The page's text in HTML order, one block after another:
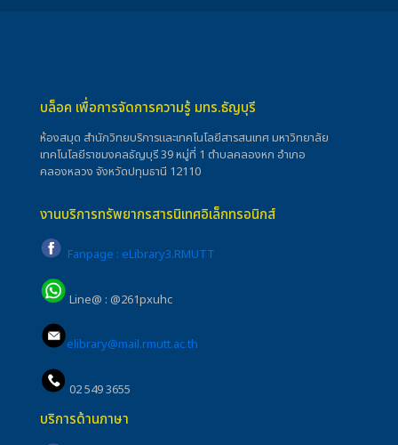
บล็อค เพื่อการจัดการความรู้ มทร.ธัญบุรี
ห้องสมุด สำนักวิทยบริการและเทคโนโลยีสารสนเทศ มหาวิทยาลัย
เทคโนโลยีราชมงคลธัญบุรี 39 หมู่ที่ 1 ตำบลคลองหก อำเภอ
คลองหลวง จังหวัดปทุมธานี 12110
งานบริการทรัพยากรสารนิเทศอิเล็กทรอนิกส์
Fanpage : eLibrary3.RMUTT
Line@ : @261pxuhc
elibrary@mail.rmutt.ac.th
02 549 3655
บริการด้านภาษา